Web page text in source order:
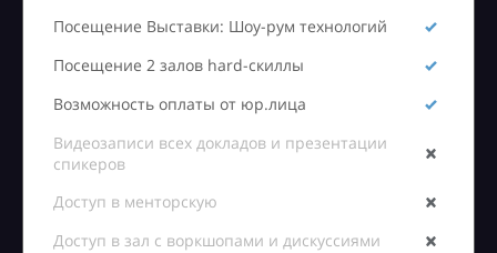
Посещение Выставки: Шоу-рум технологий
Посещение 2 залов hard-скиллы
Возможность оплаты от юр.лица
Видеозаписи всех докладов и презентации
спикеров
Доступ в менторскую
Доступ в зал с воркшопами и дискуссиями